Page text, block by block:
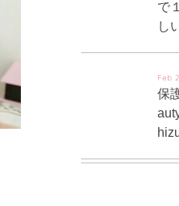
で
し
Feb
保